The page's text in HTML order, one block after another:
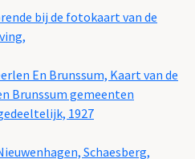
bij de fotokaart van de
En Brunssum, Kaart van de
Brunssum gemeenten
1927
Schaesberg,